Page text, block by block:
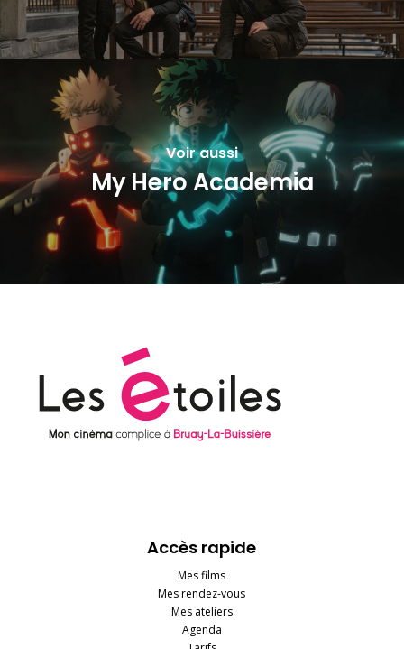
Voir aussi
My Hero Academia
Accès rapide
Mes films
Mes rendez-vous
Mes ateliers
Agenda